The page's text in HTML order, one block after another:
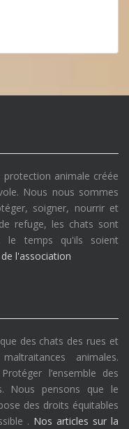
animale créée
Nous nous sommes
soigner, nourrir et
refuge, les chats sont
le temps qu'ils soient
l'association
des chats des rues et
animales.
l’ensemble des
Nous pensons que le
des droits équitables
. Nos articles sur la